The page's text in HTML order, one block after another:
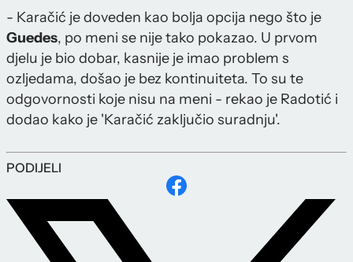
- Karačić je doveden kao bolja opcija nego što je
Guedes, po meni se nije tako pokazao. U prvom
djelu je bio dobar, kasnije je imao problem s
ozljedama, došao je bez kontinuiteta. To su te
odgovornosti koje nisu na meni - rekao je Radotić i
dodao kako je 'Karačić zaključio suradnju'.
PODIJELI